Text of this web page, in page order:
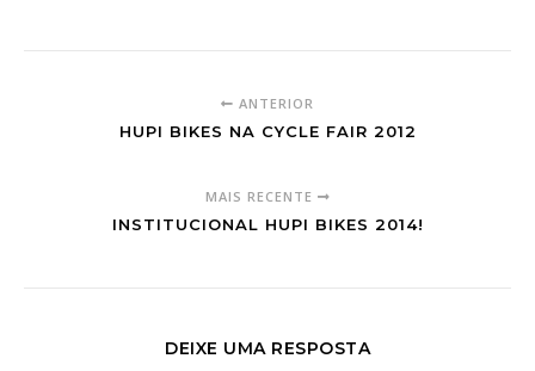
ANTERIOR
HUPI BIKES NA CYCLE FAIR 2012
MAIS RECENTE
INSTITUCIONAL HUPI BIKES 2014!
DEIXE UMA RESPOSTA